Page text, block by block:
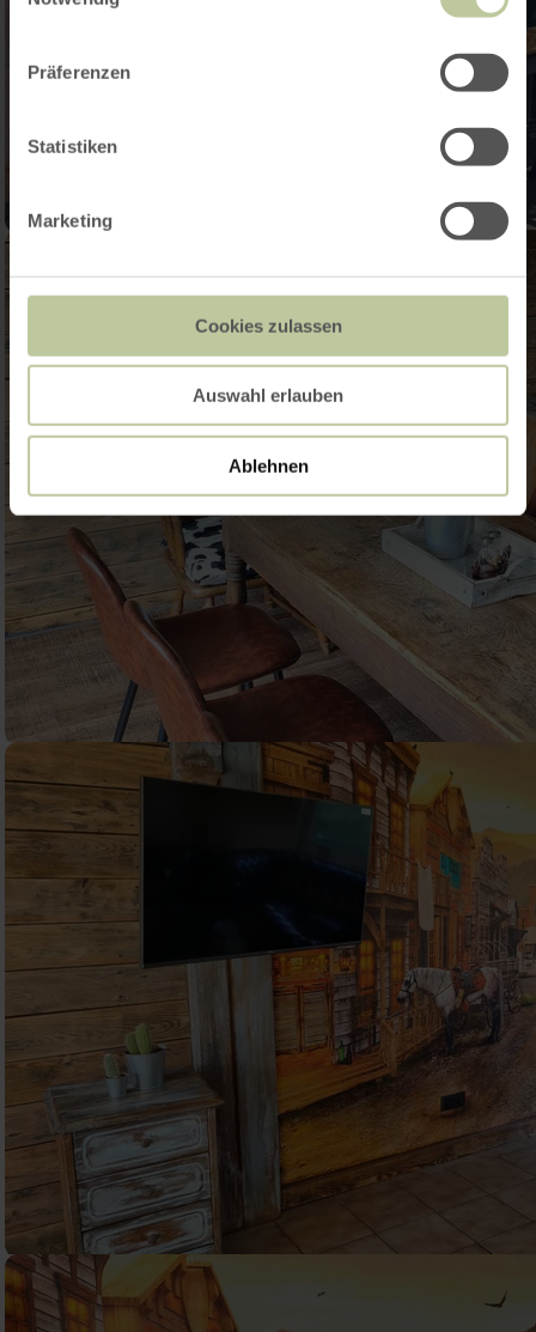
Präferenzen
Statistiken
Marketing
Cookies zulassen
Auswahl erlauben
Ablehnen